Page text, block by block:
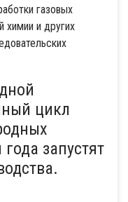
газовых
химии и других
цикл
запустят